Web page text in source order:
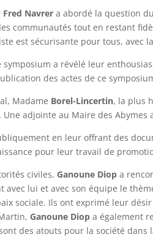
Fred Navrer a abordé la question
communautés tout en restant
est sécurisante pour tous, avec
a révélé leur
des actes de ce
Madame Borel-Lincertin, la plus
adjointe au Maire des
en leur offrant des
pour leur travail de
civiles, Ganoune Diop a
avec lui et avec son équipe le
sociale. Ils ont exprimé leur
Ganoune Diop a également
des atouts pour la société